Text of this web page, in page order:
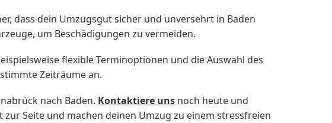
dass dein Umzugsgut sicher und unversehrt in Baden
um Beschädigungen zu vermeiden.
flexible Terminoptionen und die Auswahl des
Zeiträume an.
nach Baden. Kontaktiere uns noch heute und
Seite und machen deinen Umzug zu einem stressfreien